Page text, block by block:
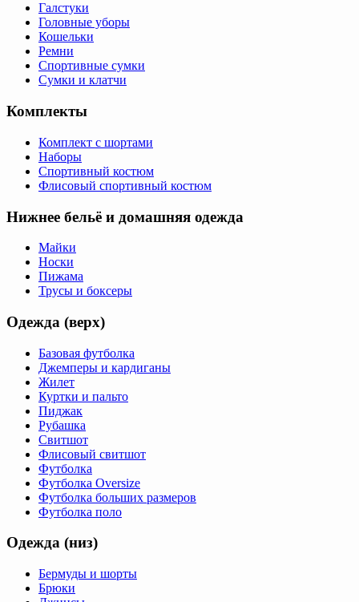
Галстуки
Головные уборы
Кошельки
Ремни
Спортивные сумки
Сумки и клатчи
Комплекты
Комплект с шортами
Наборы
Спортивный костюм
Флисовый спортивный костюм
Нижнее бельё и домашняя одежда
Майки
Носки
Пижама
Трусы и боксеры
Одежда (верх)
Базовая футболка
Джемперы и кардиганы
Жилет
Куртки и пальто
Пиджак
Рубашка
Свитшот
Флисовый свитшот
Футболка
Футболка Oversize
Футболка больших размеров
Футболка поло
Одежда (низ)
Бермуды и шорты
Брюки